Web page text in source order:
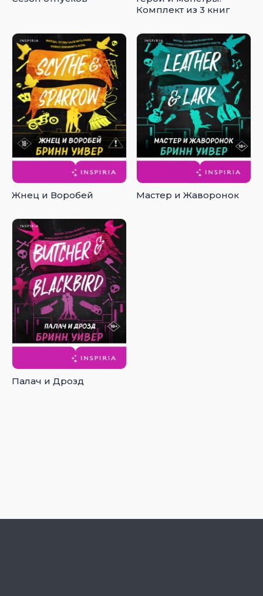
Комплект из 3 книг
Жнец и Воробей Мастер и Жаворонок
Палач и Дрозд